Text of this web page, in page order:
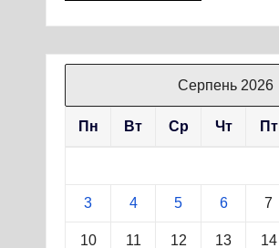
Серпень 2026
Пн Вт Ср Чт Пт
3 4 5 6 7
10 11 12 13 14